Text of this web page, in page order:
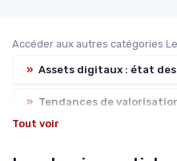
Accéder aux autres catégories
» Assets digitaux : état
» Tendances de
Tout voir